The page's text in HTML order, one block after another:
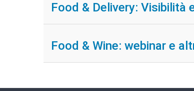
Food & Delivery: Visibilità
Food & Wine: webinar e